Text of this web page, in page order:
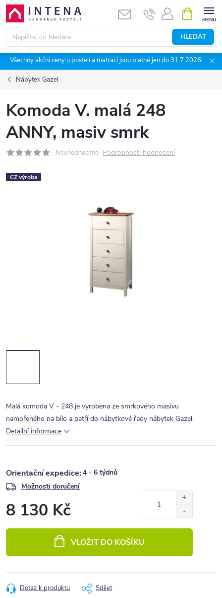
Přejít
obsah
HLEDAT
NÁKUPNÍ
KOŠÍK
Všechny akční ceny u postelí a matrací jsou platné jen do 31.7.2026!
Nábytek Gazel
Komoda V. malá 248
ANNY, masiv smrk
Neohodnoceno Podrobnosti hodnocení
CZ výroba
Malá komoda V - 248 je vyrobena ze smrkového masivu
namořeného na bílo a patří do nábytkové řady nábytek Gazel.
Detailní informace
4 - 6 týdnů
Možnosti doručení
8 130 Kč
VLOŽIT DO KOŠÍKU
Dotaz k produktu Sdílet